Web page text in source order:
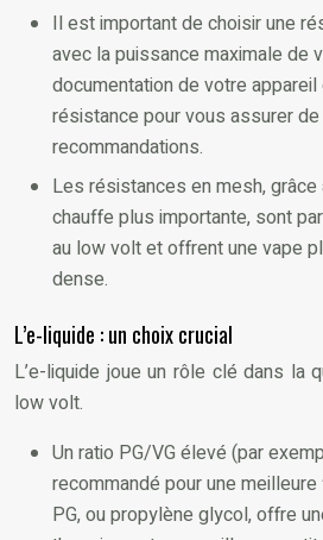
Il est important de choisir une
avec la puissance maximale de
documentation de votre
résistance pour vous assurer
recommandations.
Les résistances en mesh,
chauffe plus importante, sont
au low volt et offrent une vape
dense.
L’e-liquide : un choix crucial
L’e-liquide joue un rôle clé dans la
low volt.
Un ratio PG/VG élevé (par
recommandé pour une
PG, ou propylène glycol, offre